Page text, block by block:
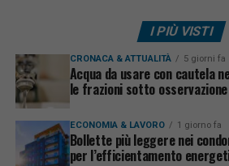
I PIÙ VISTI
CRONACA & ATTUALITÀ 5 giorni fa
Acqua da usare con cautela
le frazioni sotto osservazione
ECONOMIA & LAVORO 1 giorno fa
Bollette più leggere nei
per l’efficientamento